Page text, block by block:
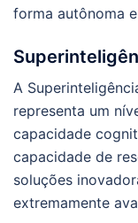
forma autônoma
A
representa um
capacidade
capacidade de
soluções
extremamente